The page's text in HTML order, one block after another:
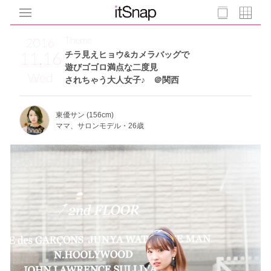
2016
11.16
Wed
チラ見えヒョウ&カメラバッグで
遊びゴゴロ満点な二度見
されちゃう大人女子♪ ＠関西
Theme
東優サン (156cm)
ママ、サロンモデル・26歳